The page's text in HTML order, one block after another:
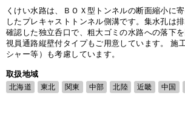
くけい水路は、ＢＯＸ型トンネルの断面縮小に
したプレキャストトンネル側溝です。集水孔は
確認した独立呑口で、粗大ゴミの水路への落下
視員通路縦壁付タイプもご用意しています。 施
シャー等）も考慮しています。
取扱地域
北海道 東北 関東 中部 北陸 近畿 中国